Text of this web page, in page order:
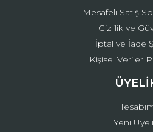
Mesafeli Satış
Gizlilik ve
İptal ve İade
Kişisel Veriler
Yeni